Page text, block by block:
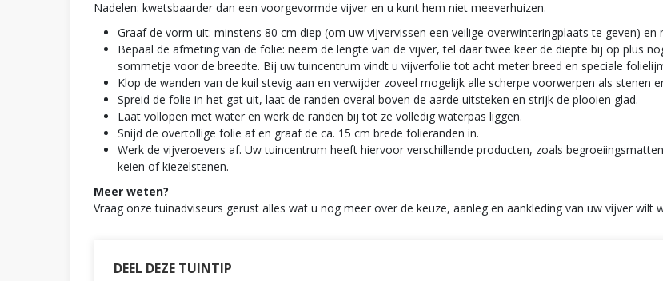
Nadelen: kwetsbaarder dan een voorgevormde vijver en u kunt hem niet meeverhuizen.
Graaf de vorm uit: minstens 80 cm diep (om uw vijvervissen een veilige overwinteringplaats te geven) en
Bepaal de afmeting van de folie: neem de lengte van de vijver, tel daar twee keer de diepte bij op plus
sommetje voor de breedte. Bij uw tuincentrum vindt u vijverfolie tot acht meter breed en speciale
Klop de wanden van de kuil stevig aan en verwijder zoveel mogelijk alle scherpe voorwerpen als stenen
Spreid de folie in het gat uit, laat de randen overal boven de aarde uitsteken en strijk de plooien glad.
Laat vollopen met water en werk de randen bij tot ze volledig waterpas liggen.
Snijd de overtollige folie af en graaf de ca. 15 cm brede folieranden in.
Werk de vijveroevers af. Uw tuincentrum heeft hiervoor verschillende producten, zoals
keien of kiezelstenen.
Meer weten?
Vraag onze tuinadviseurs gerust alles wat u nog meer over de keuze, aanleg en aankleding van uw vijver wilt
DEEL DEZE TUINTIP